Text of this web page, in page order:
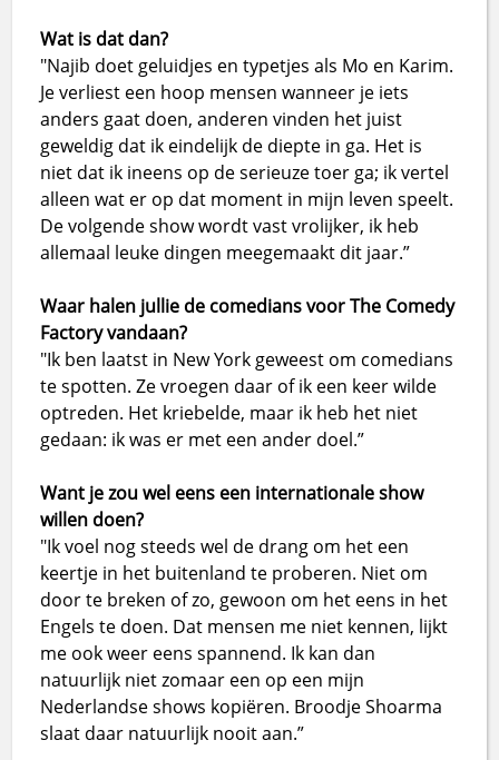
Wat is dat dan?
"Najib doet geluidjes en typetjes als Mo en Karim.
Je verliest een hoop mensen wanneer je iets
anders gaat doen, anderen vinden het juist
geweldig dat ik eindelijk de diepte in ga. Het is
niet dat ik ineens op de serieuze toer ga; ik vertel
alleen wat er op dat moment in mijn leven speelt.
De volgende show wordt vast vrolijker, ik heb
allemaal leuke dingen meegemaakt dit jaar.”
Waar halen jullie de comedians voor The Comedy
Factory vandaan?
"Ik ben laatst in New York geweest om comedians
te spotten. Ze vroegen daar of ik een keer wilde
optreden. Het kriebelde, maar ik heb het niet
gedaan: ik was er met een ander doel.”
Want je zou wel eens een internationale show
willen doen?
"Ik voel nog steeds wel de drang om het een
keertje in het buitenland te proberen. Niet om
door te breken of zo, gewoon om het eens in het
Engels te doen. Dat mensen me niet kennen, lijkt
me ook weer eens spannend. Ik kan dan
natuurlijk niet zomaar een op een mijn
Nederlandse shows kopiëren. Broodje Shoarma
slaat daar natuurlijk nooit aan.”